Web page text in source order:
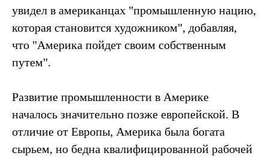
увидел в американцах "промышленную нацию,
которая становится художником", добавляя,
что "Америка пойдет своим собственным
путем".
Развитие промышленности в Америке
началось значительно позже европейской. В
отличие от Европы, Америка была богата
сырьем, но бедна квалифицированной рабочей